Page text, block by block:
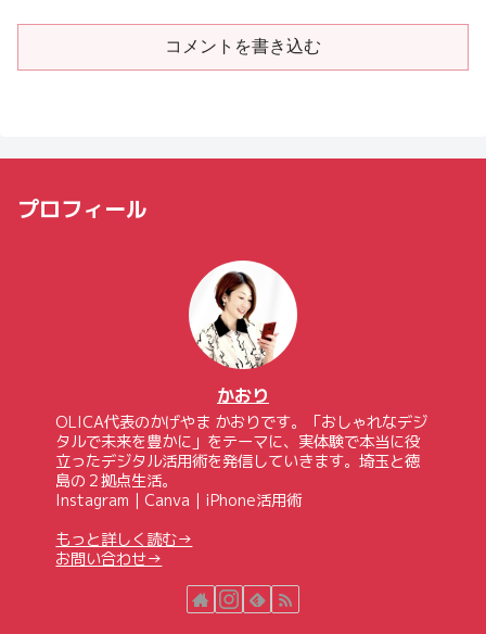
コメントを書き込む
プロフィール
かおり
OLICA代表のかげやま かおりです。「おしゃれなデジ
タルで未来を豊かに」をテーマに、実体験で本当に役
立ったデジタル活用術を発信していきます。埼玉と徳
島の２拠点生活。
Instagram｜Canva｜iPhone活用術
もっと詳しく読む→
お問い合わせ→